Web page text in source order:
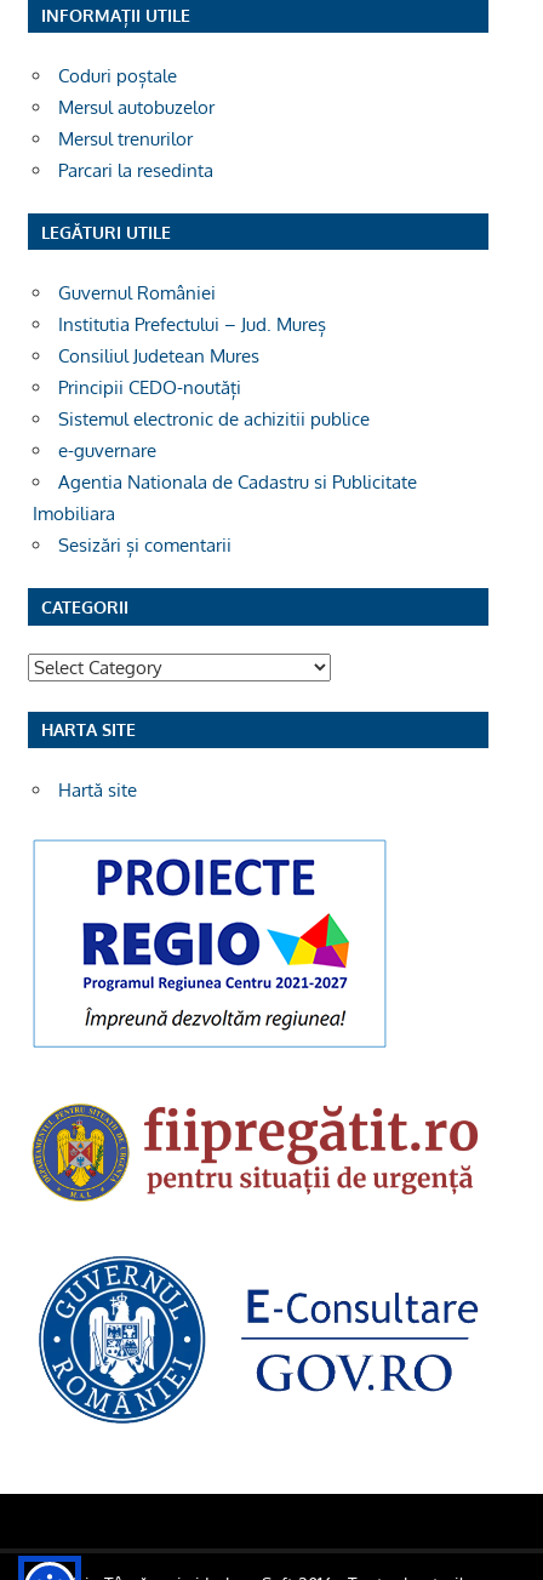
INFORMAȚII UTILE
Coduri poștale
Mersul autobuzelor
Mersul trenurilor
Parcari la resedinta
LEGĂTURI UTILE
Guvernul României
Institutia Prefectului – Jud. Mureș
Consiliul Judetean Mures
Principii CEDO-noutăți
Sistemul electronic de achizitii publice
e-guvernare
Agentia Nationala de Cadastru si Publicitate
Imobiliara
Sesizări și comentarii
CATEGORII
Categorii
HARTA SITE
Hartă site